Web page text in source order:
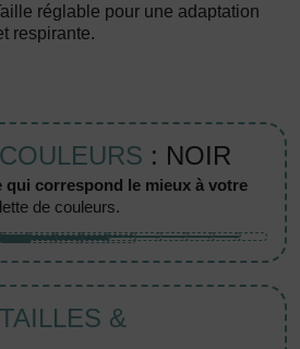
réglable pour une adaptation
respirante.
COULEURS : NOIR
qui correspond le mieux à votre
de couleurs.
TAILLES &